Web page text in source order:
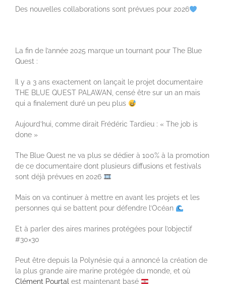
Des nouvelles collaborations sont prévues pour 2026
La fin de l’année 2025 marque un tournant pour The Blue
Quest :
Il y a 3 ans exactement on lançait le projet documentaire
THE BLUE QUEST PALAWAN, censé être sur un an mais
qui a finalement duré un peu plus
Aujourd’hui, comme dirait Frédéric Tardieu : « The job is
done »
The Blue Quest ne va plus se dédier à 100% à la promotion
de ce documentaire dont plusieurs diffusions et festivals
sont déjà prévues en 2026
Mais on va continuer à mettre en avant les projets et les
personnes qui se battent pour défendre l’Océan
Et à parler des aires marines protégées pour l’objectif
#30×30
Peut être depuis la Polynésie qui a annoncé la création de
la plus grande aire marine protégée du monde, et où
Clément Pourtal est maintenant basé